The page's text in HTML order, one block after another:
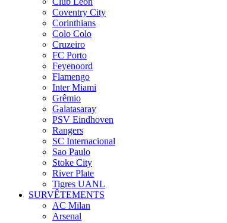
Coventry City
Corinthians
Colo Colo
Cruzeiro
FC Porto
Feyenoord
Flamengo
Inter Miami
Grêmio
Galatasaray
PSV Eindhoven
Rangers
SC Internacional
Sao Paulo
Stoke City
River Plate
Tigres UANL
SURVÊTEMENTS
AC Milan
Arsenal